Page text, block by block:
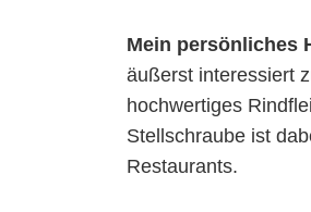
Mein persönliches
äußerst interessiert
hochwertiges
Stellschraube ist
Restaurants.